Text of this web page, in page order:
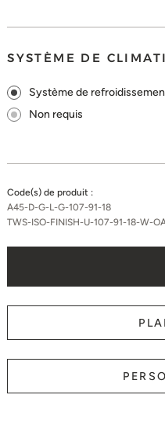
SYSTÈME DE
Système de
Non requis
Code(s) de produit :
A45-D-G-L-G-107-91-18
TWS-ISO-FINISH-U-107-91-18-W-